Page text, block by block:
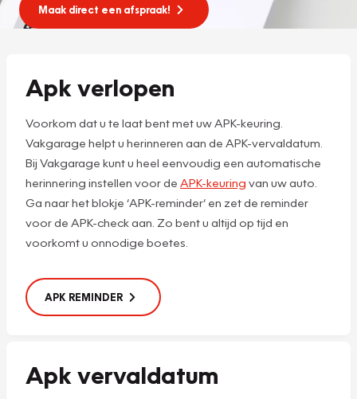
Maak direct een afspraak!
Apk verlopen
Voorkom dat u te laat bent met uw APK-keuring.
Vakgarage helpt u herinneren aan de APK-vervaldatum.
Bij Vakgarage kunt u heel eenvoudig een automatische
herinnering instellen voor de APK-keuring van uw auto.
Ga naar het blokje ‘APK-reminder’ en zet de reminder
voor de APK-check aan. Zo bent u altijd op tijd en
voorkomt u onnodige boetes.
APK REMINDER
Apk vervaldatum